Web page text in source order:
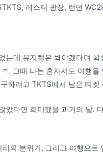
레스터 광장, 런던
는데 뮤지컬은 봐야겠다며
. 그때 나는 혼자서도 여행
하려고 TKTS에서 남은 티켓
았다면 희미했을 과거의 날.
의 분위기, 그리고 여행으